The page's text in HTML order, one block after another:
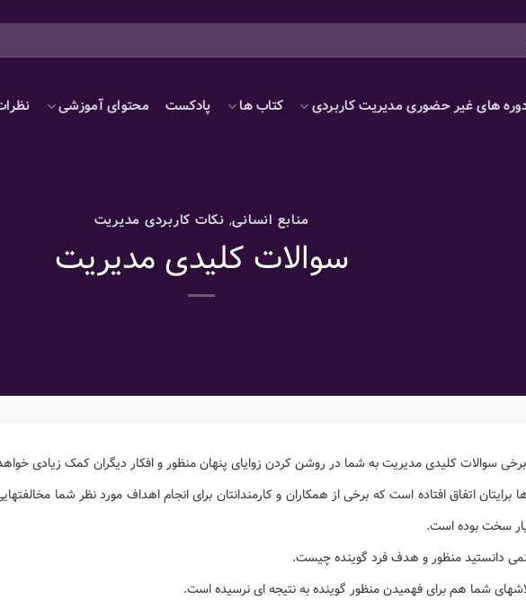
های غیر حضوری مدیریت کاربردی کتاب ها پادکست محتوای آموزشی
منابع انسانی, نکات کاربردی مدیریت
سوالات کلیدی مدیریت
سوالات کلیدی مدیریت به شما در روشن کردن زوایای پنهان منظور و افکار دیگران کمک زیادی
برایتان اتفاق افتاده است که برخی از همکاران و کارمندانتان برای انجام اهداف مورد نظر شما
سخت بوده است.
دانستید منظور و هدف فرد گوینده چیست.
شما هم برای فهمیدن منظور گوینده به نتیجه ای نرسیده است.